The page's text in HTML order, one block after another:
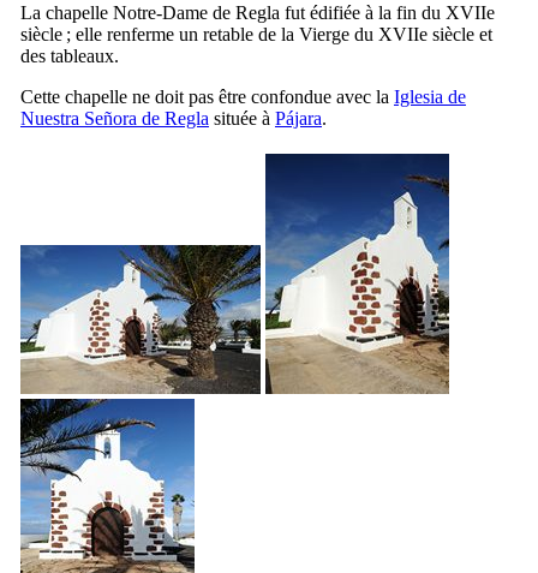
La chapelle Notre-Dame de Regla fut édifiée à la fin du XVIIe
siècle ; elle renferme un retable de la Vierge du XVIIe siècle et
des tableaux.
Cette chapelle ne doit pas être confondue avec la Iglesia de
Nuestra Señora de Regla située à Pájara.